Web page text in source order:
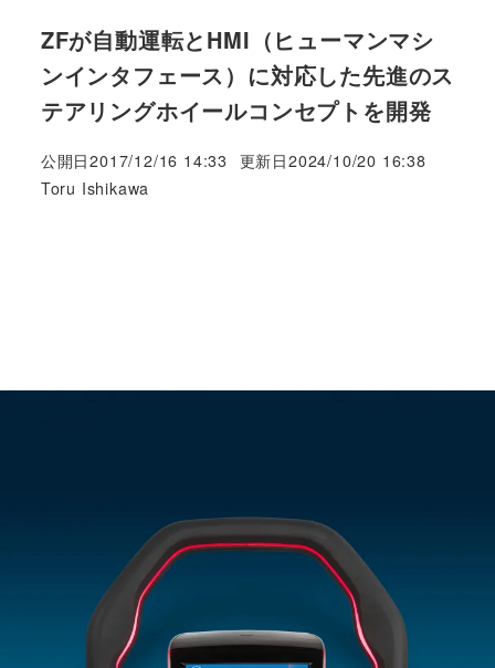
ZFが自動運転とHMI（ヒューマンマシ
ンインタフェース）に対応した先進のス
テアリングホイールコンセプトを開発
公開日2017/12/16 14:33 更新日2024/10/20 16:38
著
Toru Ishikawa